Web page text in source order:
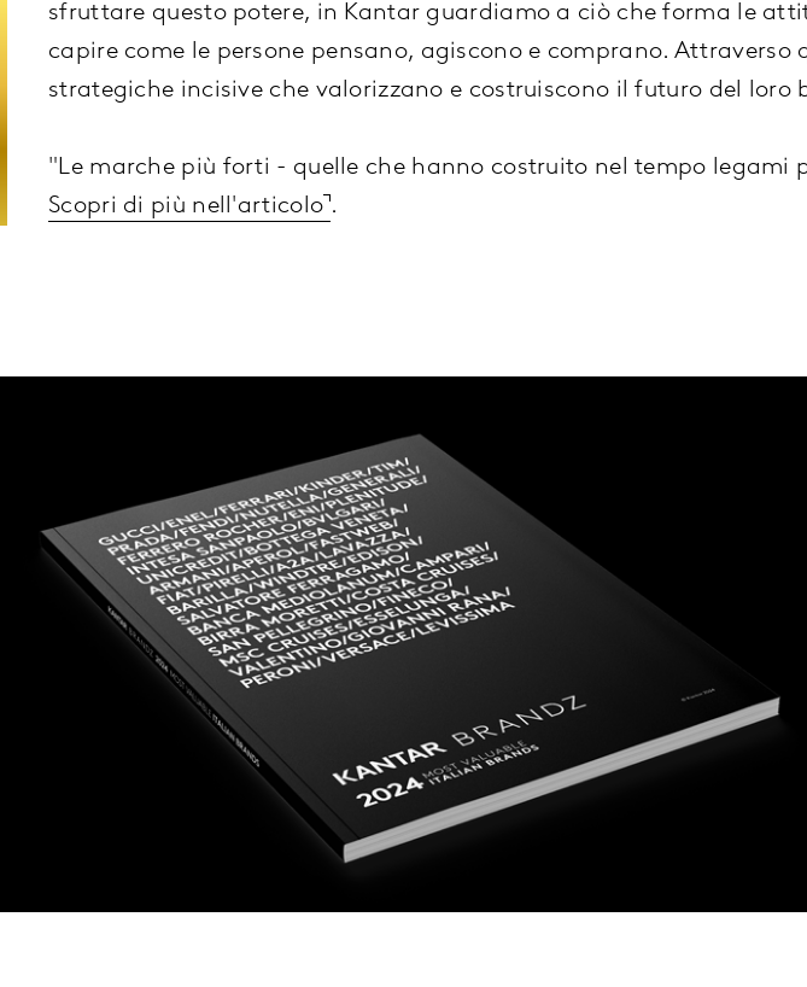
sfruttare questo potere, in Kantar guardiamo a ciò che forma le
capire come le persone pensano, agiscono e comprano.
strategiche incisive che valorizzano e costruiscono il futuro del loro
"Le marche più forti - quelle che hanno costruito nel tempo legami
Scopri di più nell'articolo .